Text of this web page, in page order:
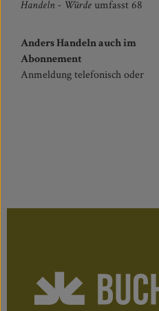
Handeln - Würde umfasst 68
Anders Handeln auch im
Abonnement
Anmeldung telefonisch oder